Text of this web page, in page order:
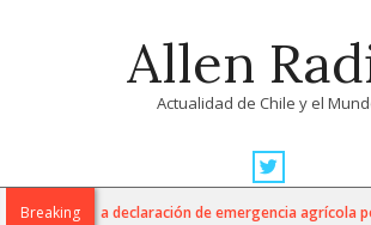
Allen
Actualidad de Chile y el
Navigation
MenuBreaking
anuncia declaración de emergencia agrícola